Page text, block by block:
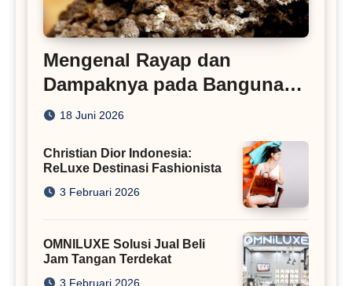
Mengenal Rayap dan
Dampaknya pada Bangunan
Rumah
18 Juni 2026
Christian Dior Indonesia:
ReLuxe Destinasi Fashionista
3 Februari 2026
OMNILUXE Solusi Jual Beli
Jam Tangan Terdekat
3 Februari 2026